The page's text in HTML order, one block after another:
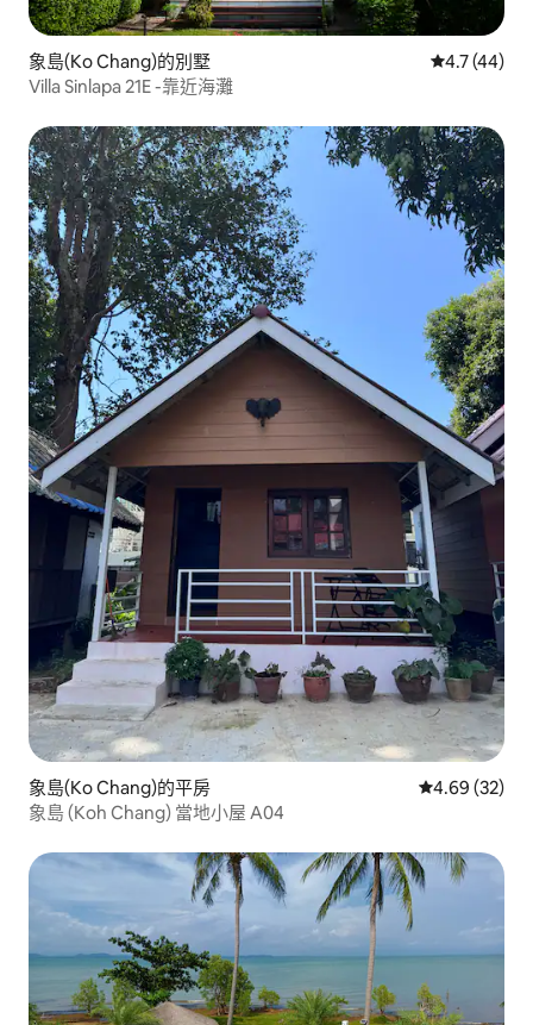
象島(Ko Chang)的別墅 從 44 則評
4.7 (44)
Villa Sinlapa 21E -靠近海灘
象島(Ko Chang)的平房 從 32 則評價
4.69 (32)
象島 (Koh Chang) 當地小屋 A04